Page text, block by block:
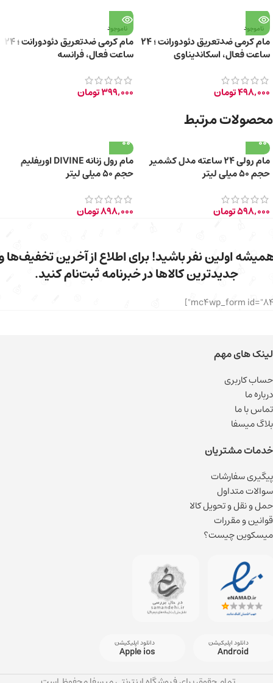
ناموجود
مام کرمی ضدتعریق دئودورانت ؛ 24
ساعت فعال، اسکاندیناوی
498,000تومان
ناموجود
مام کرمی ضدتعریق دئودورانت ؛ 24
ساعت فعال، فرانسه
399,000تومان
محصولات مرتبط
مام رولی 24 ساعته مدل کشمیر
حجم 50 میلی لیتر
598,000تومان
مام رول زنانه DIVINE اوریفلیم
حجم 50 میلی لیتر
898,000تومان
اولین نفر باشید! برای اطلاع از آخرین تخفیف‌ها
جدیدترین کالاها در خبرنامه ثبت‌نام کنید.
لینک های مهم
حساب کاربری
درباره ما
تماس با ما
بلاگ میسفا
خدمات مشتریان
پیگیری سفارشات
سوالات متداول
حمل و نقل و تحویل کالا
قوانین و مقررات
میسکوین چیست؟
دانلود اپلیکیشن
Android
دانلود اپلیکیشن
Apple ios